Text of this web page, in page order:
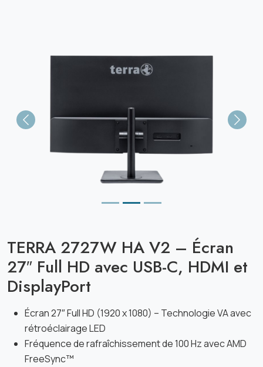
Previous Next
TERRA 2727W HA V2 – Écran
27″ Full HD avec USB-C, HDMI et
DisplayPort
Écran 27″ Full HD (1920 x 1080) – Technologie VA avec
rétroéclairage LED
Fréquence de rafraîchissement de 100 Hz avec AMD
FreeSync™